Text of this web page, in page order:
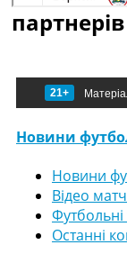
партнерів
21+
Новини
Новини
Відео
Останні